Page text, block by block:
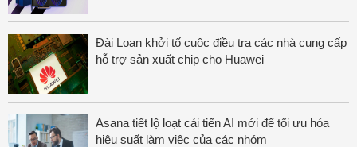
Đài Loan khởi tố cuộc điều tra các nhà cung cấp
hỗ trợ sản xuất chip cho Huawei
Asana tiết lộ loạt cải tiến AI mới để tối ưu hóa
hiệu suất làm việc của các nhóm